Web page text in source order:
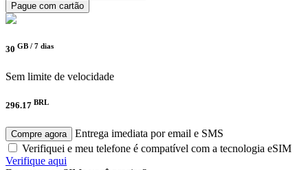
Pague com cartão
30 GB / 7 dias
Sem limite de velocidade
296.17 BRL
Compre agora
Entrega imediata por email e SMS
Verifiquei e meu telefone é compatível com a tecnologia eSIM
Verifique aqui